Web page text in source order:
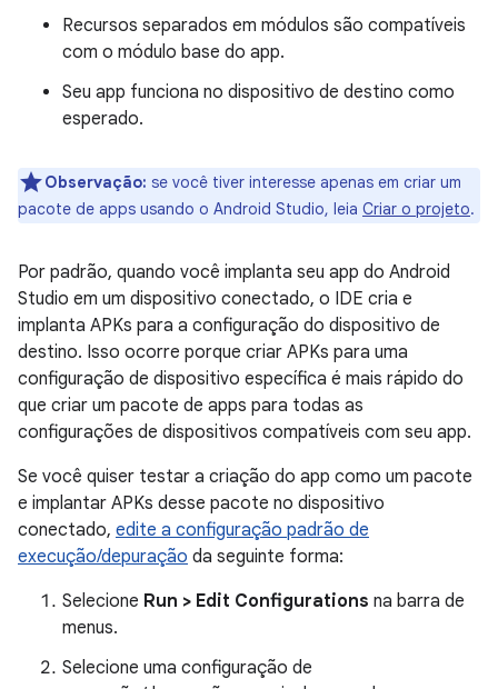
Recursos separados em módulos são compatíveis
com o módulo base do app.
Seu app funciona no dispositivo de destino como
esperado.
Observação: se você tiver interesse apenas em criar um
pacote de apps usando o Android Studio, leia Criar o projeto.
Por padrão, quando você implanta seu app do Android
Studio em um dispositivo conectado, o IDE cria e
implanta APKs para a configuração do dispositivo de
destino. Isso ocorre porque criar APKs para uma
configuração de dispositivo específica é mais rápido do
que criar um pacote de apps para todas as
configurações de dispositivos compatíveis com seu app.
Se você quiser testar a criação do app como um pacote
e implantar APKs desse pacote no dispositivo
conectado, edite a configuração padrão de
execução/depuração da seguinte forma:
Selecione Run > Edit Configurations na barra de
menus.
Selecione uma configuração de